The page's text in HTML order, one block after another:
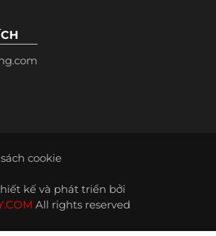
cookie
kế và phát triển bởi
All rights reserved